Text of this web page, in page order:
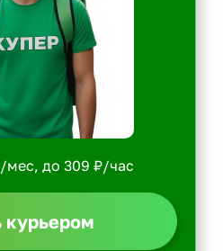
мес, до 309 ₽/час
курьером